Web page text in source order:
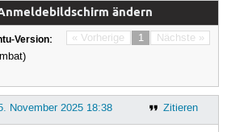
ändern
« Vorherige 1 Nächste »
Version:
Zitieren
November 2025 18:38